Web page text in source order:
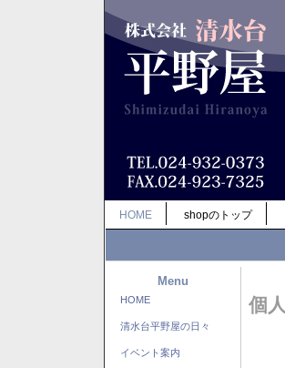
HOME shopのトップ
Menu
HOME
清水台平野屋の日々
イベント案内
個